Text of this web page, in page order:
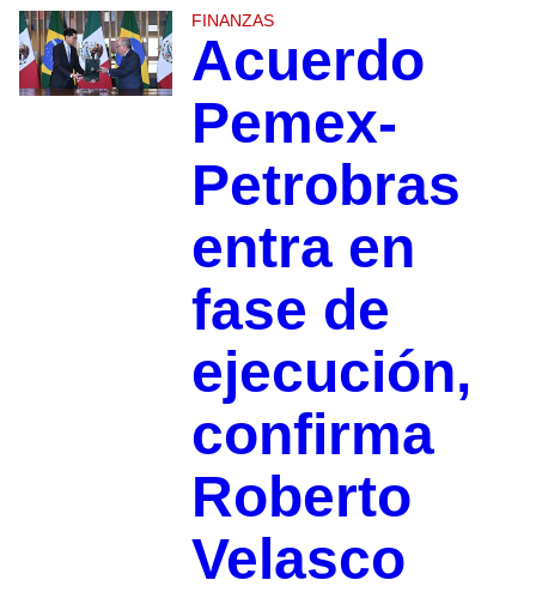
FINANZAS
Acuerdo
Pemex-
Petrobras
entra en
fase de
ejecución,
confirma
Roberto
Velasco